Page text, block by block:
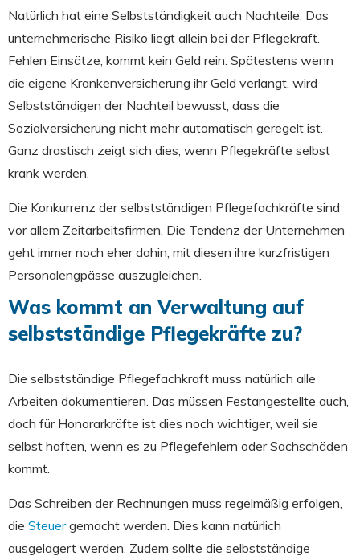
Natürlich hat eine Selbstständigkeit auch Nachteile. Das
unternehmerische Risiko liegt allein bei der Pflegekraft.
Fehlen Einsätze, kommt kein Geld rein. Spätestens wenn
die eigene Krankenversicherung ihr Geld verlangt, wird
Selbstständigen der Nachteil bewusst, dass die
Sozialversicherung nicht mehr automatisch geregelt ist.
Ganz drastisch zeigt sich dies, wenn Pflegekräfte selbst
krank werden.
Die Konkurrenz der selbstständigen Pflegefachkräfte sind
vor allem Zeitarbeitsfirmen. Die Tendenz der Unternehmen
geht immer noch eher dahin, mit diesen ihre kurzfristigen
Personalengpässe auszugleichen.
Was kommt an Verwaltung auf
selbstständige Pflegekräfte zu?
Die selbstständige Pflegefachkraft muss natürlich alle
Arbeiten dokumentieren. Das müssen Festangestellte auch,
doch für Honorarkräfte ist dies noch wichtiger, weil sie
selbst haften, wenn es zu Pflegefehlern oder Sachschäden
kommt.
Das Schreiben der Rechnungen muss regelmäßig erfolgen,
die Steuergemacht werden. Dies kann natürlich
ausgelagert werden. Zudem sollte die selbstständige